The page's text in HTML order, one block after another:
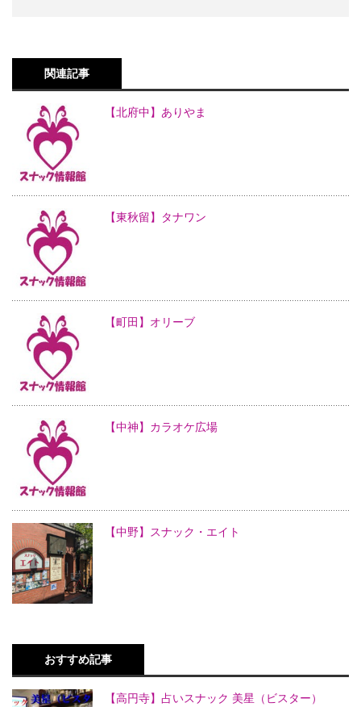
関連記事
【北府中】ありやま
【東秋留】タナワン
【町田】オリーブ
【中神】カラオケ広場
【中野】スナック・エイト
おすすめ記事
【高円寺】占いスナック 美星（ビスター）